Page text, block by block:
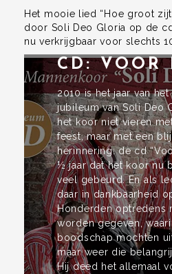
Het mooie lied “Hoe groot
door Soli Deo Gloria op de
nu verkrijgbaar voor slechts
CD: VOOR
2010 is het jaar van
jubileum van Soli Deo
het koor niet vieren
feest, maar met een
herinnering: de cd
½ jaar dat het koor nu
veel gebeurd. En als
daar in dankbaarheid
Honderden optredens
worden gegeven,
boodschap mochten
maar weer die
Hij deed het allemaal